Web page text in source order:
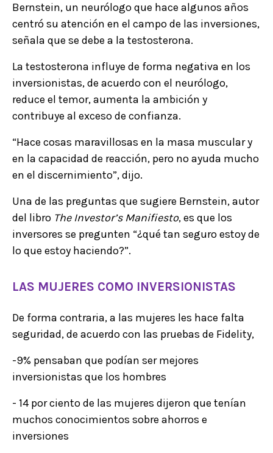
Bernstein, un neurólogo que hace algunos años
centró su atención en el campo de las inversiones,
señala que se debe a la testosterona.
La testosterona influye de forma negativa en los
inversionistas, de acuerdo con el neurólogo,
reduce el temor, aumenta la ambición y
contribuye al exceso de confianza.
“Hace cosas maravillosas en la masa muscular y
en la capacidad de reacción, pero no ayuda mucho
en el discernimiento”, dijo.
Una de las preguntas que sugiere Bernstein, autor
del libro The Investor’s Manifiesto, es que los
inversores se pregunten “¿qué tan seguro estoy de
lo que estoy haciendo?”.
LAS MUJERES COMO INVERSIONISTAS
De forma contraria, a las mujeres les hace falta
seguridad, de acuerdo con las pruebas de Fidelity,
-9% pensaban que podían ser mejores
inversionistas que los hombres
- 14 por ciento de las mujeres dijeron que tenían
muchos conocimientos sobre ahorros e
inversiones